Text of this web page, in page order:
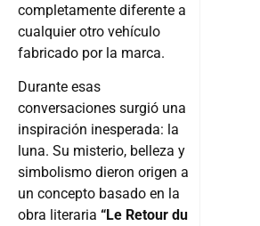
completamente diferente a
cualquier otro vehículo
fabricado por la marca.
Durante esas
conversaciones surgió una
inspiración inesperada: la
luna. Su misterio, belleza y
simbolismo dieron origen a
un concepto basado en la
obra literaria “Le Retour du